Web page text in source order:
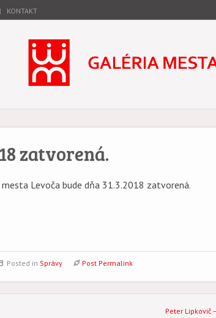
KONTAKT
Levoča
zatvorená.
Levoča bude dňa 31.3.2018 zatvorená.
Posted in Správy Post Permalink
Peter Lipkovič –